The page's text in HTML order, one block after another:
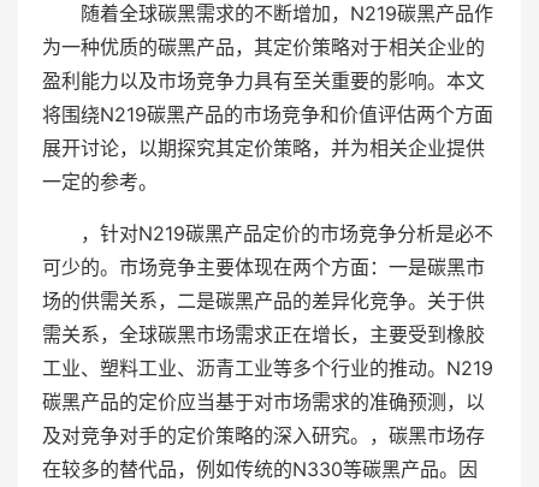
随着全球碳黑需求的不断增加，N219碳黑产品作
为一种优质的碳黑产品，其定价策略对于相关企业的
盈利能力以及市场竞争力具有至关重要的影响。本文
将围绕N219碳黑产品的市场竞争和价值评估两个方面
展开讨论，以期探究其定价策略，并为相关企业提供
一定的参考。
，针对N219碳黑产品定价的市场竞争分析是必不
可少的。市场竞争主要体现在两个方面：一是碳黑市
场的供需关系，二是碳黑产品的差异化竞争。关于供
需关系，全球碳黑市场需求正在增长，主要受到橡胶
工业、塑料工业、沥青工业等多个行业的推动。N219
碳黑产品的定价应当基于对市场需求的准确预测，以
及对竞争对手的定价策略的深入研究。，碳黑市场存
在较多的替代品，例如传统的N330等碳黑产品。因